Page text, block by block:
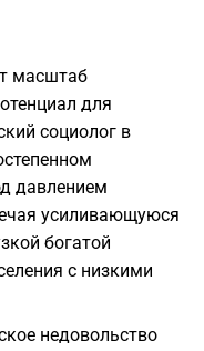
масштаб
для
социолог в
давлением
усиливающуюся
богатой
с низкими
недовольство